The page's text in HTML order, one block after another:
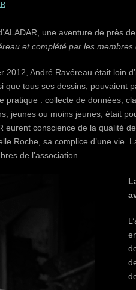
une aventure de près
et complété par les membres
2012, André Ravéreau était loin
que tous ses dessins, pouvaient
pratique : collecte de données,
jeunes ou moins jeunes, était
eurent conscience de la qualité
Roche, sa complice d’une vie.
de l’association.